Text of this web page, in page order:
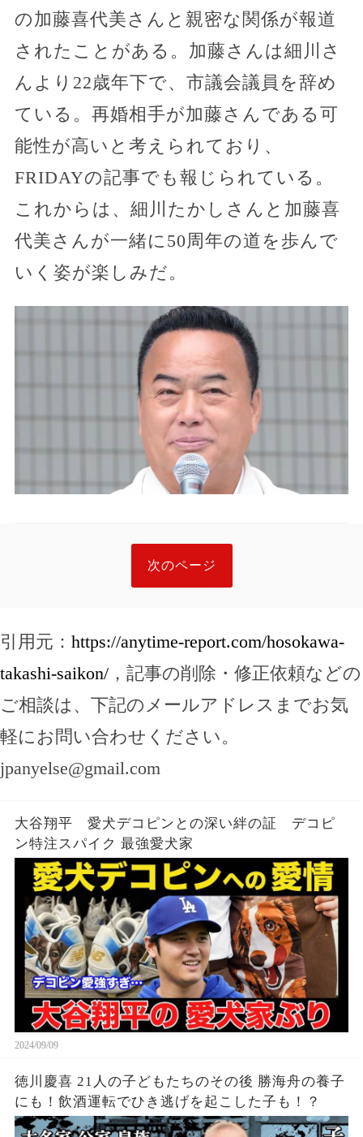
の加藤喜代美さんと親密な関係が報道
されたことがある。加藤さんは細川さ
んより22歳年下で、市議会議員を辞め
ている。再婚相手が加藤さんである可
能性が高いと考えられており、
FRIDAYの記事でも報じられている。
これからは、細川たかしさんと加藤喜
代美さんが一緒に50周年の道を歩んで
いく姿が楽しみだ。
次のページ
引用元： https://anytime-report.com/hosokawa-
takashi-saikon/ ，記事の削除・修正依頼などの
ご相談は、下記のメールアドレスまでお気
軽にお問い合わせください。
jpanyelse@gmail.com
大谷翔平 愛犬デコピンとの深い絆の証 デコピ
ン特注スパイク 最強愛犬家
2024/09/09
徳川慶喜 21人の子どもたちのその後 勝海舟の養子
にも！飲酒運転でひき逃げを起こした子も！？